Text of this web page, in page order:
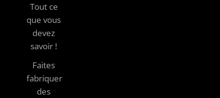
Tout ce
que vous
devez
savoir !
Faites
fabriquer
des